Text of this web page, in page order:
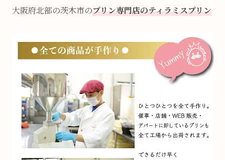
大阪府北部の茨木市のプリン専門店のティラミスプリン